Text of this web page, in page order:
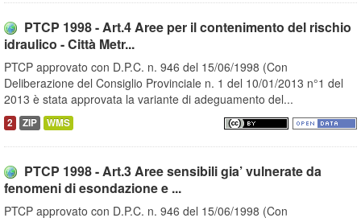
PTCP 1998 - Art.4 Aree per il contenimento del rischio
idraulico - Città Metr...
PTCP approvato con D.P.C. n. 946 del 15/06/1998 (Con
Deliberazione del Consiglio Provinciale n. 1 del 10/01/2013 n°1 del
2013 è stata approvata la variante di adeguamento del...
2 ZIP WMS
PTCP 1998 - Art.3 Aree sensibili gia’ vulnerate da
fenomeni di esondazione e ...
PTCP approvato con D.P.C. n. 946 del 15/06/1998 (Con